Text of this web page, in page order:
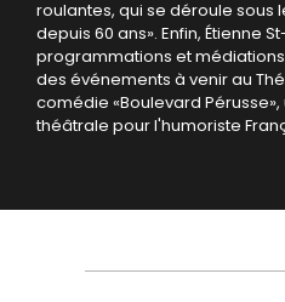
roulantes, qui se déroule sous
depuis 60 ans». Enfin, Étienne
programmations et
des événements à venir au
comédie «Boulevard
théâtrale pour l'humoriste